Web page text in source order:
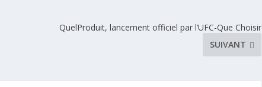
QuelProduit, lancement officiel par l’UFC-Que Choisir
SUIVANT